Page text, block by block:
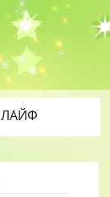
ЛАЙФ